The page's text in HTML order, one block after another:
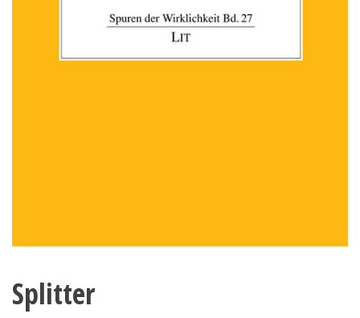
Splitter